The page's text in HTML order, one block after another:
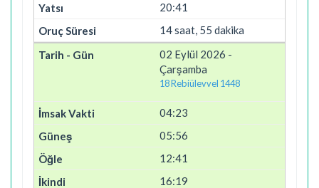
20:41
14 saat, 55 dakika
02 Eylül 2026 -
Çarşamba
18 Rebiülevvel 1448
04:23
05:56
12:41
16:19